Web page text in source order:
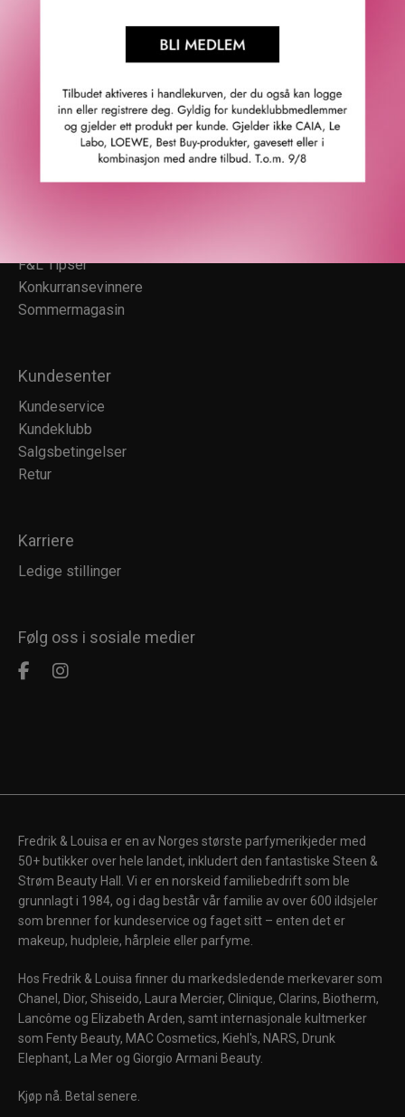
Fredrik & Louisa
Om Fredrik & Louisa
Autorisert forhandler
F&L Tipser
Konkurransevinnere
Sommermagasin
Kundesenter
Kundeservice
Kundeklubb
Salgsbetingelser
Retur
Karriere
Ledige stillinger
Følg oss i sosiale medier
Fredrik & Louisa er en av Norges største parfymerikjeder med
50+ butikker over hele landet, inkludert den fantastiske Steen &
Strøm Beauty Hall. Vi er en norskeid familiebedrift som ble
grunnlagt i 1984, og i dag består vår familie av over 600 ildsjeler
som brenner for kundeservice og faget sitt – enten det er
makeup, hudpleie, hårpleie eller parfyme.
Hos Fredrik & Louisa finner du markedsledende merkevarer som
Chanel, Dior, Shiseido, Laura Mercier, Clinique, Clarins, Biotherm,
Lancôme og Elizabeth Arden, samt internasjonale kultmerker
som Fenty Beauty, MAC Cosmetics, Kiehl's, NARS, Drunk
Elephant, La Mer og Giorgio Armani Beauty.
Kjøp nå. Betal senere.